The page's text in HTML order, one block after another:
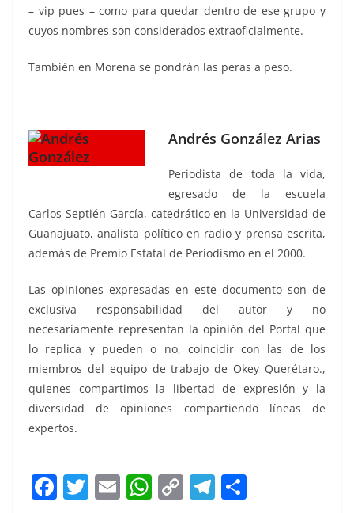
– vip pues – como para quedar dentro de ese grupo y
cuyos nombres son considerados extraoficialmente.
También en Morena se pondrán las peras a peso.
Andrés González Arias
Periodista de toda la vida,
egresado de la escuela
Carlos Septién García, catedrático en la Universidad de
Guanajuato, analista político en radio y prensa escrita,
además de Premio Estatal de Periodismo en el 2000.
Las opiniones expresadas en este documento son de
exclusiva responsabilidad del autor y no
necesariamente representan la opinión del Portal que
lo replica y pueden o no, coincidir con las de los
miembros del equipo de trabajo de Okey Querétaro.,
quienes compartimos la libertad de expresión y la
diversidad de opiniones compartiendo líneas de
expertos.
F T E W C T